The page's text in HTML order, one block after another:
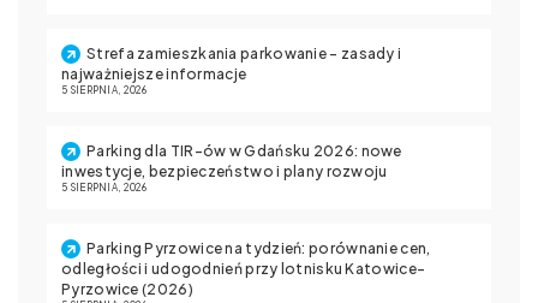
Strefa zamieszkania parkowanie – zasady i
najważniejsze informacje
5 SIERPNIA, 2026
Parking dla TIR-ów w Gdańsku 2026: nowe
inwestycje, bezpieczeństwo i plany rozwoju
5 SIERPNIA, 2026
Parking Pyrzowice na tydzień: porównanie cen,
odległości i udogodnień przy lotnisku Katowice-
Pyrzowice (2026)